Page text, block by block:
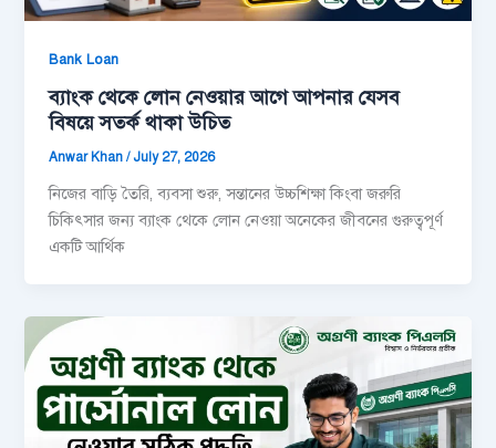
Bank Loan
ব্যাংক থেকে লোন নেওয়ার আগে আপনার যেসব
বিষয়ে সতর্ক থাকা উচিত
Anwar Khan/ July 27, 2026
নিজের বাড়ি তৈরি, ব্যবসা শুরু, সন্তানের উচ্চশিক্ষা কিংবা জরুরি
চিকিৎসার জন্য ব্যাংক থেকে লোন নেওয়া অনেকের জীবনের গুরুত্বপূর্ণ
একটি আর্থিক